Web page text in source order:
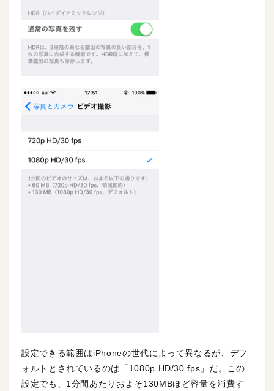
設定できる範囲はiPhoneの世代によって異なるが、デフ
ォルトとされているのは「1080p HD/30 fps」だ。この
設定でも、1分間あたりおよそ130MBほど容量を消費す